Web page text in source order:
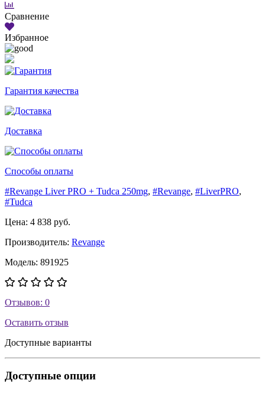
Сравнение
Избранное
Гарантия качества
Доставка
Способы оплаты
#Revange Liver PRO + Tudca 250mg, #Revange, #LiverPRO,
#Tudca
Цена: 4 838 руб.
Производитель: Revange
Модель: 891925
Отзывов: 0
Оставить отзыв
Доступные варианты
Доступные опции